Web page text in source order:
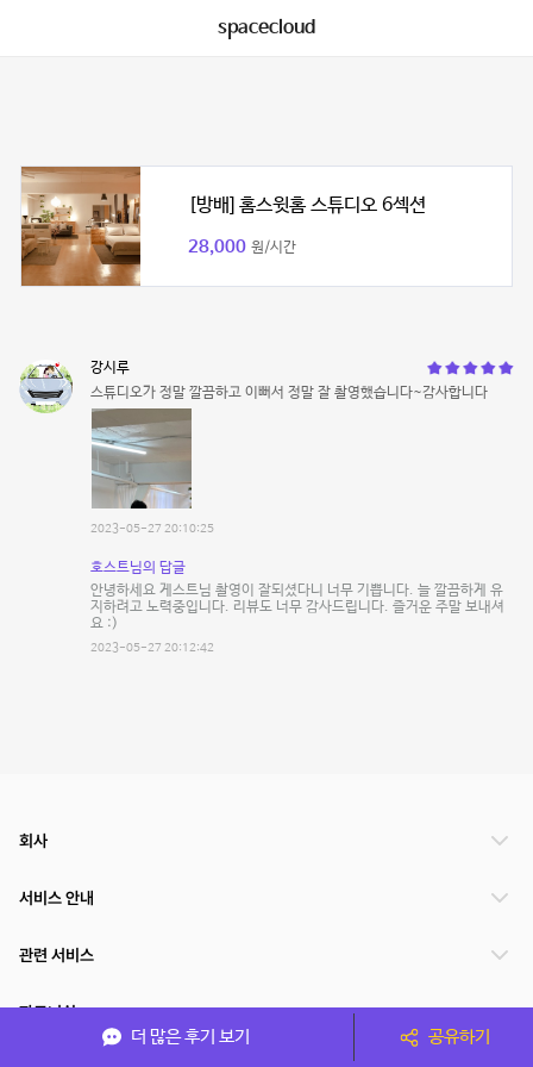
spacecloud
[방배] 홈스윗홈 스튜디오 6섹션
28,000 원/시간
강시루
스튜디오가 정말 깔끔하고 이뻐서 정말 잘 촬영했습니다~감사합니다
2023-05-27 20:10:25
호스트님의 답글
안녕하세요 게스트님 촬영이 잘되셨다니 너무 기쁩니다. 늘 깔끔하게 유
지하려고 노력중입니다. 리뷰도 너무 감사드립니다. 즐거운 주말 보내셔
요 :)
2023-05-27 20:12:42
더 많은 후기 보기 공유하기
회사
서비스 안내
관련 서비스
파트너쉽